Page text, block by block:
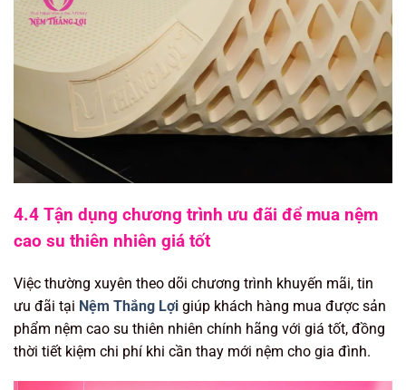
4.4 Tận dụng chương trình ưu đãi để mua nệm
cao su thiên nhiên giá tốt
Việc thường xuyên theo dõi chương trình khuyến mãi, tin
ưu đãi tại Nệm Thắng Lợi giúp khách hàng mua được sản
phẩm nệm cao su thiên nhiên chính hãng với giá tốt, đồng
thời tiết kiệm chi phí khi cần thay mới nệm cho gia đình.